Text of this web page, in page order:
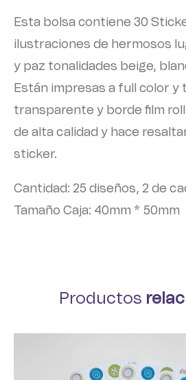
Esta bolsa contiene 30
ilustraciones de hermosos
y paz tonalidades beige,
Están impresas a full color y
transparente y borde film
de alta calidad y hace
sticker.
Cantidad: 25 diseños, 2 de
Tamaño Caja: 40mm * 50mm
Productos